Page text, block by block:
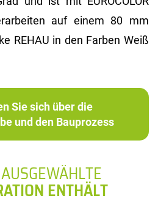
auf einem 80 mm
REHAU in den Farben Weiß
Sie sich über die
und den Bauprozess
ENTHÄLT